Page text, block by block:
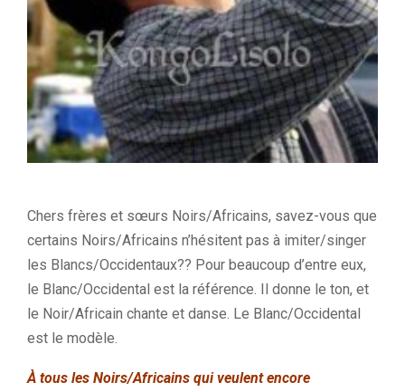
Chers frères et sœurs Noirs/Africains, savez-vous que
certains Noirs/Africains n’hésitent pas à imiter/singer
les Blancs/Occidentaux?? Pour beaucoup d’entre eux,
le Blanc/Occidental est la référence. Il donne le ton, et
le Noir/Africain chante et danse. Le Blanc/Occidental
est le modèle.
À tous les Noirs/Africains qui veulent encore